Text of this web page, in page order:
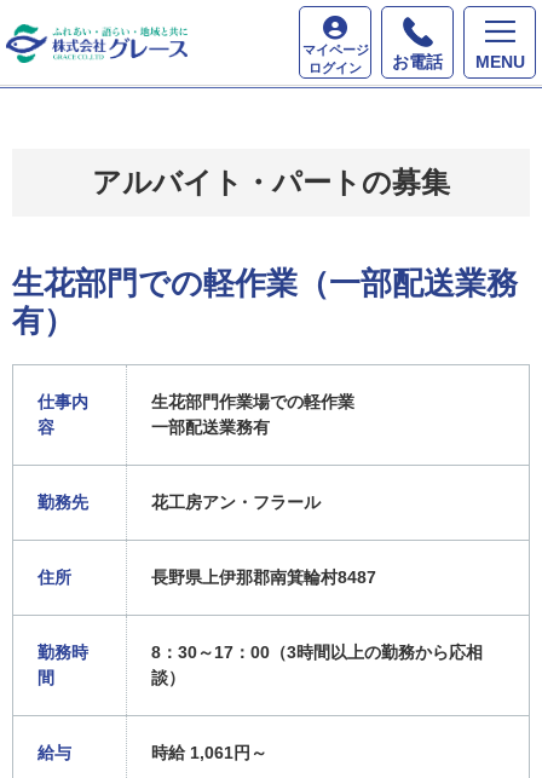
MENU
お電話
マイページ
ログイン
ホーム 採用情報
生花部門での軽作業（一部配送業
務有）
アルバイト・パートの募集
生花部門での軽作業（一部配送業務
有）
仕事内
容
生花部門作業場での軽作業
一部配送業務有
勤務先 花工房アン・フラール
住所 長野県上伊那郡南箕輪村8487
勤務時
間
8：30～17：00（3時間以上の勤務から応相
談）
給与 時給 1,061円～